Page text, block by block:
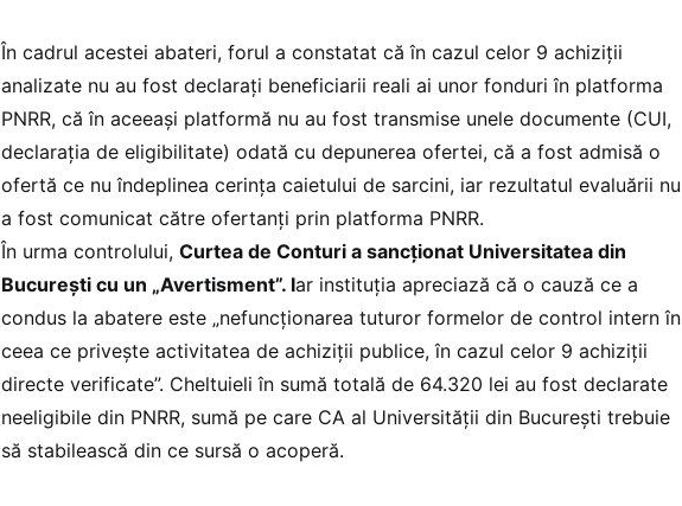
În cadrul acestei abateri, forul a constatat că în cazul celor 9 achiziții
analizate nu au fost declarați beneficiarii reali ai unor fonduri în platforma
PNRR, că în aceeași platformă nu au fost transmise unele documente (CUI,
declarația de eligibilitate) odată cu depunerea ofertei, că a fost admisă o
ofertă ce nu îndeplinea cerința caietului de sarcini, iar rezultatul evaluării nu
a fost comunicat către ofertanți prin platforma PNRR.
În urma controlului, Curtea de Conturi a sancționat Universitatea din
București cu un „Avertisment”. Iar instituția apreciază că o cauză ce a
condus la abatere este „nefuncționarea tuturor formelor de control intern în
ceea ce privește activitatea de achiziții publice, în cazul celor 9 achiziții
directe verificate”. Cheltuieli în sumă totală de 64.320 lei au fost declarate
neeligibile din PNRR, sumă pe care CA al Universității din București trebuie
să stabilească din ce sursă o acoperă.